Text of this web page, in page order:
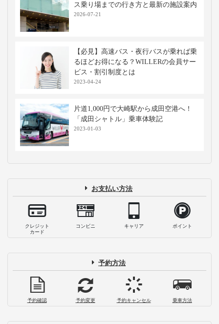
ス乗り場までの行き方と最新の施設案内
2026-07-21
【必見】高速バス・夜行バスが乗れば乗
るほどお得になる？WILLERの会員サー
ビス・割引制度とは
2023-04-24
片道1,000円で大崎駅から成田空港へ！
「成田シャトル」乗車体験記
2023-01-03
お支払い方法
クレジット
カード
コンビニ キャリア ポイント
予約方法
予約確認 予約変更 予約キャンセル 乗車方法